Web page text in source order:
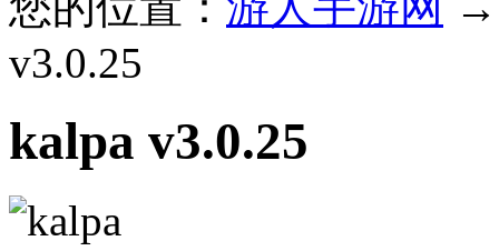
v3.0.25
kalpa v3.0.25